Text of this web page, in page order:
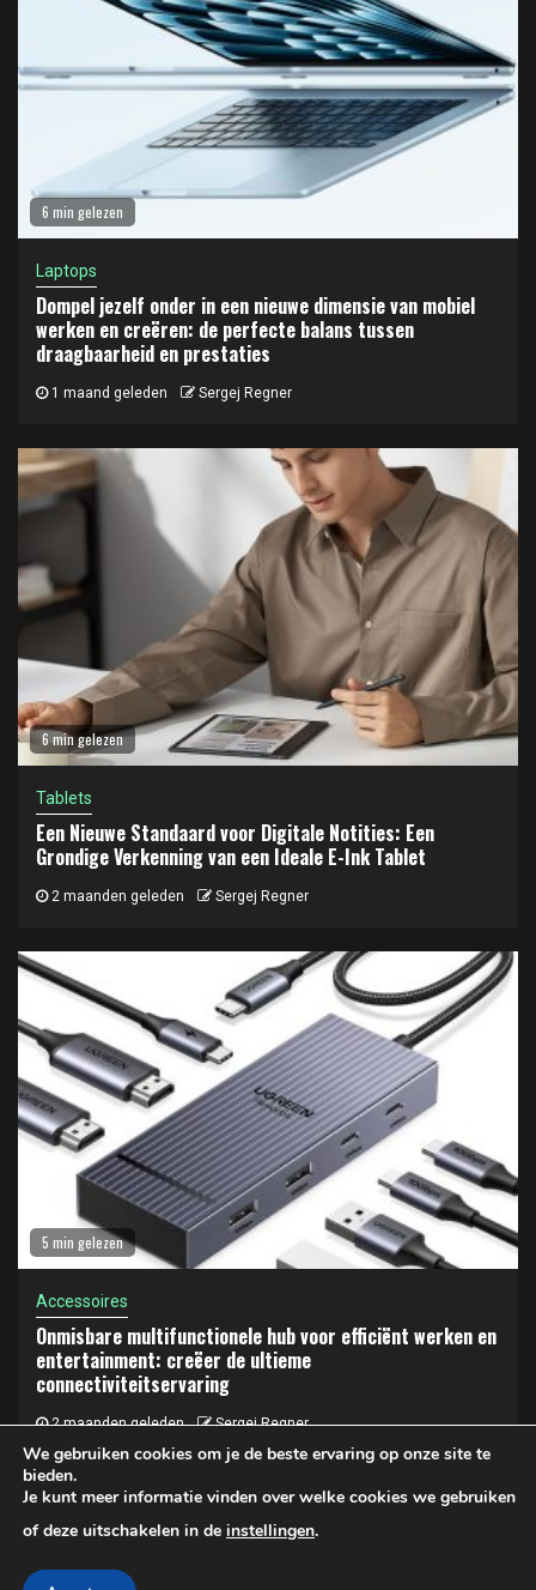
6 min gelezen
Laptops
Dompel jezelf onder in een nieuwe dimensie van mobiel
werken en creëren: de perfecte balans tussen
draagbaarheid en prestaties
1 maand geleden Sergej Regner
6 min gelezen
Tablets
Een Nieuwe Standaard voor Digitale Notities: Een
Grondige Verkenning van een Ideale E-Ink Tablet
2 maanden geleden Sergej Regner
5 min gelezen
Accessoires
Onmisbare multifunctionele hub voor efficiënt werken en
entertainment: creëer de ultieme
connectiviteitservaring
2 maanden geleden Sergej Regner
Privacy- en cookiebeleid
Copyright © 2025 LAPTOP KOPEN | Privacy- en Cookiebeleid
We gebruiken cookies om je de beste ervaring op onze site te
bieden.
Je kunt meer informatie vinden over welke cookies we gebruiken
of deze uitschakelen in de instellingen.